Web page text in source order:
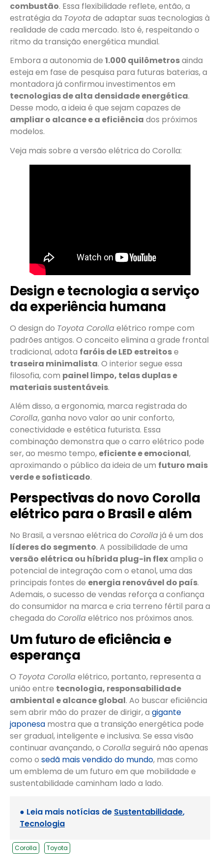
combustão. Essa flexibilidade reflete, então, a
estratégia da Toyotade adaptar suas tecnologias à
realidade de cada mercado. Isto é, respeitando o
ritmo da transição energética mundial.
Embora a autonomia de 1.000 quilômetrosainda
esteja em fase de pesquisa para futuras baterias, a
montadora já confirmou investimentos em
tecnologias de alta densidade energética.
Desse modo, a ideia é que sejam capazes de
ampliar o alcance e a eficiência dos próximos
modelos.
Veja mais sobre a versão elétrica do Corolla:
Design e tecnologia a serviço
da experiência humana
O design do Toyota Corollaelétrico rompe com
padrões antigos. O conceito elimina a grade frontal
tradicional, adota faróis de LED estreitose
traseira minimalista. O interior segue essa
filosofia, com painel limpo, telas duplas e
materiais sustentáveis.
Além disso, a ergonomia, marca registrada do
Corolla, ganha novo valor ao unir conforto,
conectividade e estética futurista. Essa
combinação demonstra que o carro elétrico pode
ser, ao mesmo tempo, eficiente e emocional,
aproximando o público da ideia de um futuro mais
verde e sofisticado.
Perspectivas do novo Corolla
elétrico para o Brasil e além
No Brasil, a versnao elétrica do Corollajá é um dos
líderes do segmento. A possibilidade de uma
versão elétrica ou híbrida plug-in flexamplia o
potencial de integração com o etanol, uma das
principais fontes de energia renovável do país.
Ademais, o sucesso de vendas reforça a confiança
do consumidor na marca e cria terreno fértil para a
chegada do Corollaelétrico nos próximos anos.
Um futuro de eficiência e
esperança
O Toyota Corollaelétrico, portanto, representa a
união entre tecnologia, responsabilidade
ambiental e alcance global. Ao buscar eficiência
sem abrir mão do prazer de dirigir, a gigante
japonesa mostra que a transição energética pode
ser gradual, inteligente e inclusiva. Se essa visão
continuar avançando, o Corollaseguirá não apenas
como o sedã mais vendido do mundo, mas como
um emblema de um futuro em que mobilidade e
sustentabilidade caminham lado a lado.
● Leia mais notícias de Sustentabilidade,
Tecnologia
Corolla Toyota